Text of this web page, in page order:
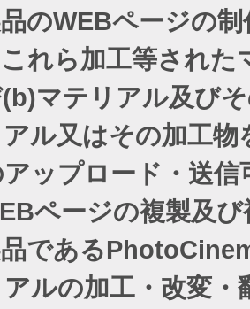
WEBページの制
れら加工等され
マテリアル及び
又はその加工物
ップロード・送信
ページの複製及び
ある
ルの加工・改変